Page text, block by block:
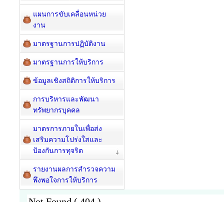
แผนการขับเคลื่อนหน่วย
งาน
มาตรฐานการปฏิบัติงาน
มาตรฐานการให้บริการ
ข้อมูลเชิงสถิติการให้บริการ
การบริหารและพัฒนา
ทรัพยากรบุคคล
มาตรการภายในเพื่อส่ง
เสริมความโปร่งใสและ
ป้องกันการทุจริต
รายงานผลการสำรวจความ
พึงพอใจการให้บริการ